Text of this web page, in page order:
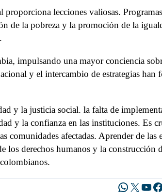
lecciones valiosas.
de la pobreza y la promoción de la
impulsando una mayor conciencia
y el intercambio de estrategias han
y la justicia social. la falta de
y la confianza en las instituciones. Es
afectadas. Aprender de las
los derechos humanos y la construcción
X